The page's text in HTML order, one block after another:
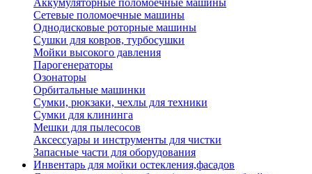
Аккумуляторные поломоечные машины
Сетевые поломоечные машины
Однодисковые роторные машины
Сушки для ковров, турбосушки
Мойки высокого давления
Парогенераторы
Озонаторы
Орбитальные машинки
Сумки, рюкзаки, чехлы для техники
Сумки для клининга
Мешки для пылесосов
Аксессуары и инструменты для чистки
Запасные части для оборудования
Инвентарь для мойки остекления,фасадов